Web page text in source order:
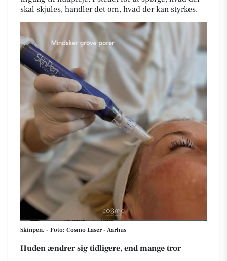
skal skjules, handler det om, hvad der kan styrkes.
Skinpen. - Foto: Cosmo Laser - Aarhus
Huden ændrer sig tidligere, end mange tror